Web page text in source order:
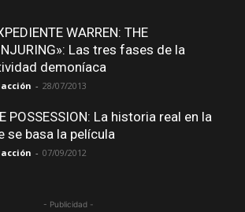
WARREN: THE
Las tres fases de la
demoníaca
- 28/07/2013
POSSESSION: La historia real en la
se basa la película
- 07/09/2012
- Publicidad -